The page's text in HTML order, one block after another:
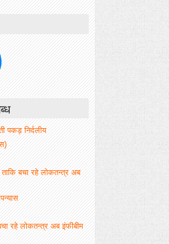
पकड़ निर्दलीय
ताकि बचा रहे लोकतन्त्र अब
रहे लोकतन्त्र अब इंफीबीम